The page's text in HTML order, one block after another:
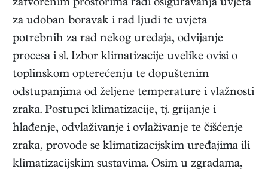
zatvorenim prostorima radi osiguravanja uvjeta
za udoban boravak i rad ljudi te uvjeta
potrebnih za rad nekog uređaja, odvijanje
procesa i sl. Izbor klimatizacije uvelike ovisi o
toplinskom opterećenju te dopuštenim
odstupanjima od željene temperature i vlažnosti
zraka. Postupci klimatizacije, tj. grijanje i
hlađenje, odvlaživanje i ovlaživanje te čišćenje
zraka, provode se klimatizacijskim uređajima ili
klimatizacijskim sustavima. Osim u zgradama,